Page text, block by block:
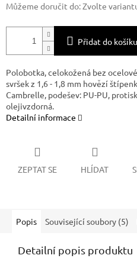
Můžeme doručit do:Zvolte
Přidat do košíku
Polobotka, celokožená bez
svršek z 1,6 - 1,8 mm hovězí
Cambrelle, podešev: PU-PU,
olejivzdorná.
Detailní informace
ZEPTAT SE HLÍDAT
Popis Související soubory (5)
Detailní popis produktu